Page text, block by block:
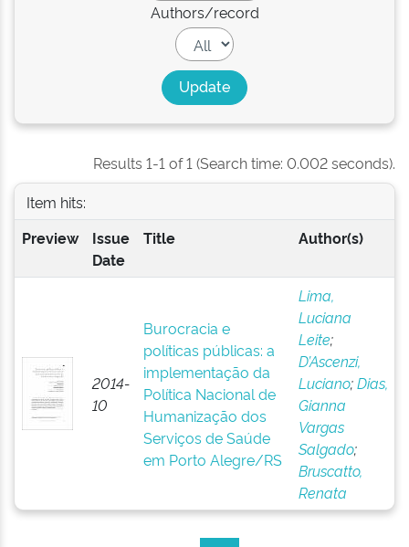
Authors/record
Results 1-1 of 1 (Search time: 0.002 seconds).
Item hits:
Preview
Issue
Date
Title Author(s)
2014-
10
Burocracia e
políticas públicas: a
implementação da
Política Nacional de
Humanização dos
Serviços de Saúde
em Porto Alegre/RS
Lima,
Luciana
Leite;
D’Ascenzi,
Luciano;Dias,
Gianna
Vargas
Salgado;
Bruscatto,
Renata